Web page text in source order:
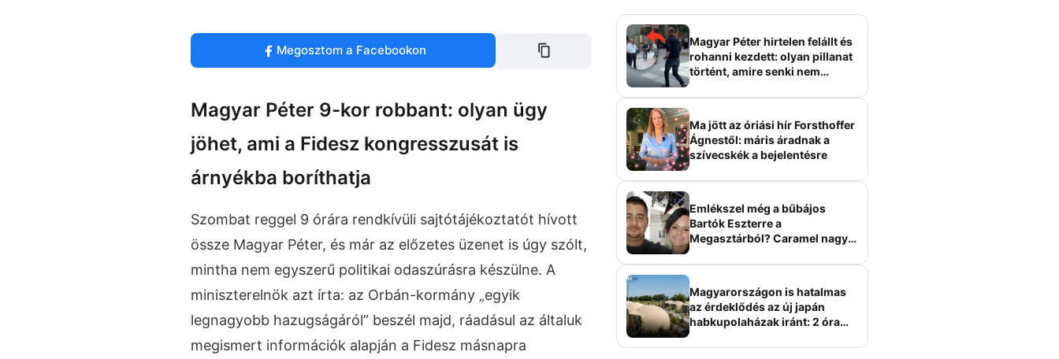
Megosztom a Facebookon
Magyar Péter 9-kor robbant: olyan ügy
jöhet, ami a Fidesz kongresszusát is
árnyékba boríthatja
Szombat reggel 9 órára rendkívüli sajtótájékoztatót hívott
össze Magyar Péter, és már az előzetes üzenet is úgy szólt,
mintha nem egyszerű politikai odaszúrásra készülne. A
miniszterelnök azt írta: az Orbán-kormány „egyik
legnagyobb hazugságáról” beszél majd, ráadásul az általuk
megismert információk alapján a Fidesz másnapra
Magyar Péter hirtelen felállt és
rohanni kezdett: olyan pillanat
történt, amire senki nem
Ma jött az óriási hír Forsthoffer
Ágnestől: máris áradnak a
szívecskék a bejelentésre
Emlékszel még a bűbájos
Bartók Eszterre a
Megasztárból? Caramel nagy
Magyarországon is hatalmas
az érdeklődés az új japán
habkupolaházak iránt: 2 óra
elképesztő áron hirdetik őket